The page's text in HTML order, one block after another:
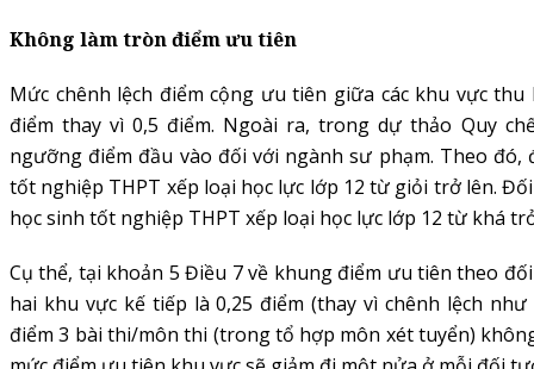
Không làm tròn điểm ưu tiên
Mức chênh lệch điểm cộng ưu tiên giữa các khu vực
điểm thay vì 0,5 điểm. Ngoài ra, trong dự thảo Quy
ngưỡng điểm đầu vào đối với ngành sư phạm. Theo
tốt nghiệp THPT xếp loại học lực lớp 12 từ giỏi trở lên.
học sinh tốt nghiệp THPT xếp loại học lực lớp 12 từ khá
Cụ thể, tại khoản 5 Điều 7 về khung điểm ưu tiên theo
hai khu vực kế tiếp là 0,25 điểm (thay vì chênh lệch
điểm 3 bài thi/môn thi (trong tổ hợp môn xét tuyển)